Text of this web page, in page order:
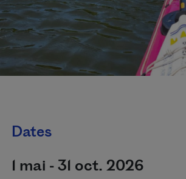
Dates
1 mai - 31 oct. 2026